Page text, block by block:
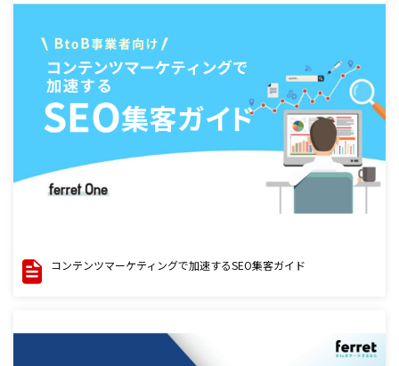
コンテンツマーケティングで加速するSEO集客ガイド